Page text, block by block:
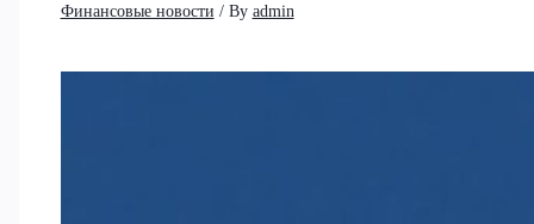
Финансовые новости / By admin